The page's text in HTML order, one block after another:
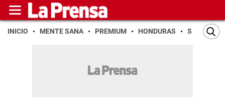
INICIO MENTE SANA PREMIUM HONDURAS SAN PEDRO